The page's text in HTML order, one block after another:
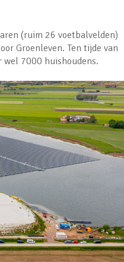
(ruim 26 voetbalvelden)
Groenleven. Ten tijde van
wel 7000 huishoudens.